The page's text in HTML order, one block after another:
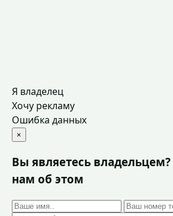
Я владелец
Хочу рекламу
Ошибка данных
×
Вы являетесь
нам об этом